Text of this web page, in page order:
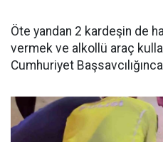
Öte yandan 2 kardeşin de
vermek ve alkollü araç
Cumhuriyet